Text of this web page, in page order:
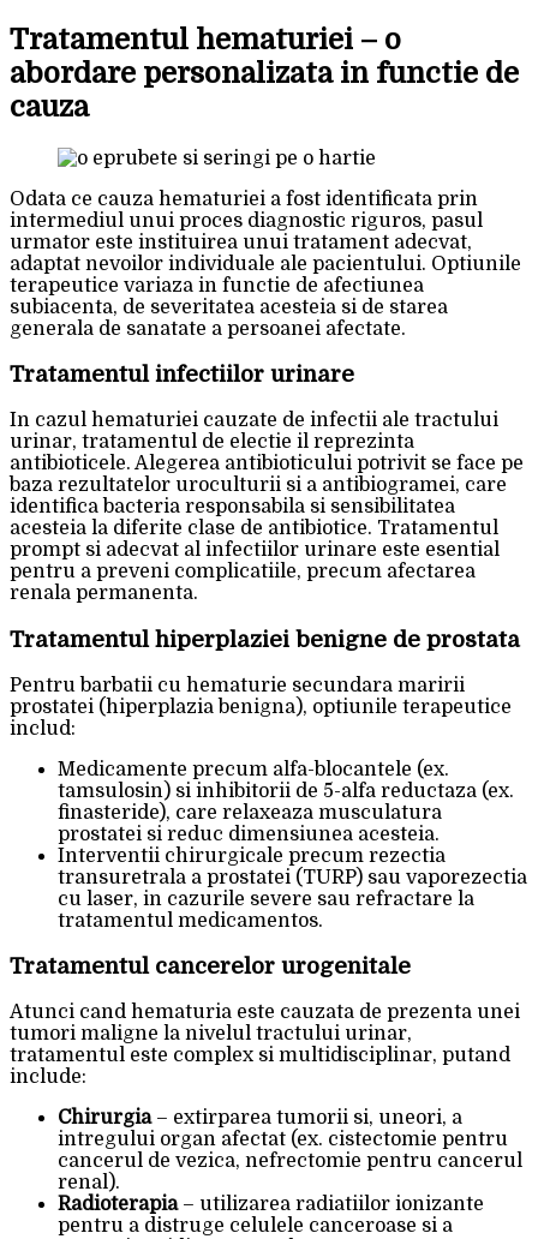
Tratamentul hematuriei – o
abordare personalizata in functie de
cauza
Odata ce cauza hematuriei a fost identificata prin
intermediul unui proces diagnostic riguros, pasul
urmator este instituirea unui tratament adecvat,
adaptat nevoilor individuale ale pacientului. Optiunile
terapeutice variaza in functie de afectiunea
subiacenta, de severitatea acesteia si de starea
generala de sanatate a persoanei afectate.
Tratamentul infectiilor urinare
In cazul hematuriei cauzate de infectii ale tractului
urinar, tratamentul de electie il reprezinta
antibioticele. Alegerea antibioticului potrivit se face pe
baza rezultatelor uroculturii si a antibiogramei, care
identifica bacteria responsabila si sensibilitatea
acesteia la diferite clase de antibiotice. Tratamentul
prompt si adecvat al infectiilor urinare este esential
pentru a preveni complicatiile, precum afectarea
renala permanenta.
Tratamentul hiperplaziei benigne de prostata
Pentru barbatii cu hematurie secundara maririi
prostatei (hiperplazia benigna), optiunile terapeutice
includ:
Medicamente precum alfa-blocantele (ex.
tamsulosin) si inhibitorii de 5-alfa reductaza (ex.
finasteride), care relaxeaza musculatura
prostatei si reduc dimensiunea acesteia.
Interventii chirurgicale precum rezectia
transuretrala a prostatei (TURP) sau vaporezectia
cu laser, in cazurile severe sau refractare la
tratamentul medicamentos.
Tratamentul cancerelor urogenitale
Atunci cand hematuria este cauzata de prezenta unei
tumori maligne la nivelul tractului urinar,
tratamentul este complex si multidisciplinar, putand
include:
Chirurgia– extirparea tumorii si, uneori, a
intregului organ afectat (ex. cistectomie pentru
cancerul de vezica, nefrectomie pentru cancerul
renal).
Radioterapia– utilizarea radiatiilor ionizante
pentru a distruge celulele canceroase si a